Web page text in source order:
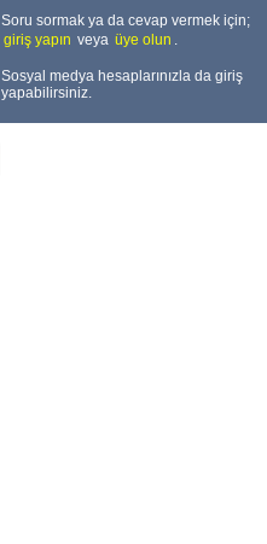
Soru sormak ya da cevap vermek için;
giriş yapın veya üye olun .
Sosyal medya hesaplarınızla da giriş
yapabilirsiniz.